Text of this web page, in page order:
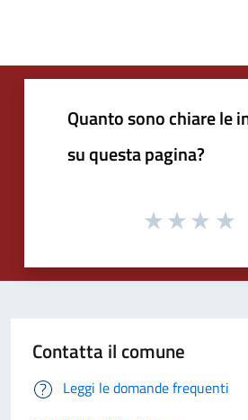
Quanto sono chiare le
su questa pagina?
Contatta il comune
Leggi le domande frequenti